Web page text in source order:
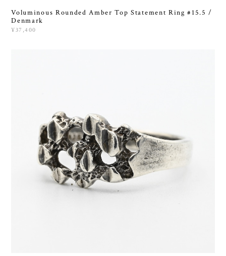
Voluminous Rounded Amber Top Statement Ring #15.5 /
Denmark
¥37,400